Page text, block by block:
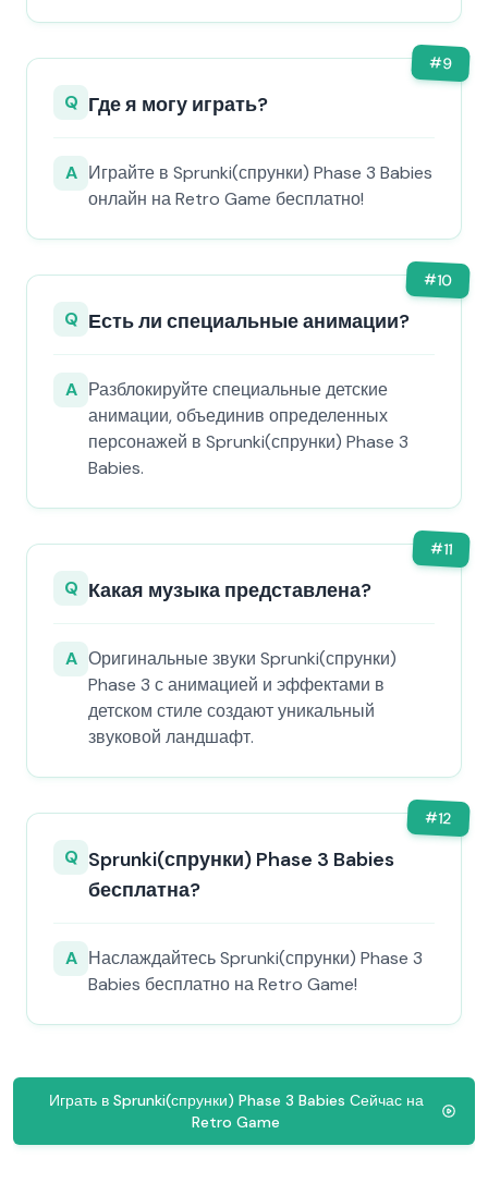
#9
Q Где я могу играть?
A Играйте в Sprunki(спрунки) Phase 3 Babies
онлайн на Retro Game бесплатно!
#10
Q Есть ли специальные анимации?
A Разблокируйте специальные детские
анимации, объединив определенных
персонажей в Sprunki(спрунки) Phase 3
Babies.
#11
Q Какая музыка представлена?
A Оригинальные звуки Sprunki(спрунки)
Phase 3 с анимацией и эффектами в
детском стиле создают уникальный
звуковой ландшафт.
#12
Q Sprunki(спрунки) Phase 3 Babies
бесплатна?
A Наслаждайтесь Sprunki(спрунки) Phase 3
Babies бесплатно на Retro Game!
Играть в Sprunki(спрунки) Phase 3 Babies Сейчас на
Retro Game